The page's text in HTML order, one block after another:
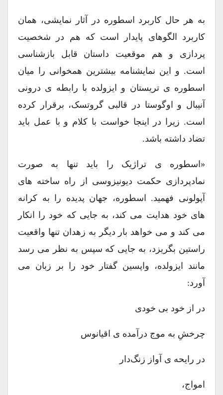
به هر حال کاربرد اسطوره در آثار نمایشی، همان
کاربرد الگوهای پایدار است که هم در شخصیت
پردازی و هم موقعیت داستان قابل بازشناسی
است. و این نمایشنامه بیشترین همخوانی را میان
اسطوره ی تریستان و ایزولده با رابطه ی درونی
آنیبال و اوگوستا در قالبی گروتسک، برقرار کرده
است. زیرا در اینجا خواست با کلام و با عمل باید
تضاد داشته باشد.
«اسطوره ی تراژیک را باید تنها به صورت
نمادپردازی حکمت دیونیزوسی از راه ساخته های
آپولونی فهمید. اسطوره، جهان پدیده را به کرانه
های خود هدایت می کند، به جایی که خود را انکار
می کند و می خواهد بار دیگر به زهدان تنها واقعیت
راستین بگریزد، به جایی که سپس به نظر می رسد
مانند ایزولده، واپسین گفتار خود را بر زبان می
آورد:
در از خود بی خودی
چرخشِ به موج درآمده ی اقیانوس
در رایحه ی آواز زنگ‌دار
امواج،